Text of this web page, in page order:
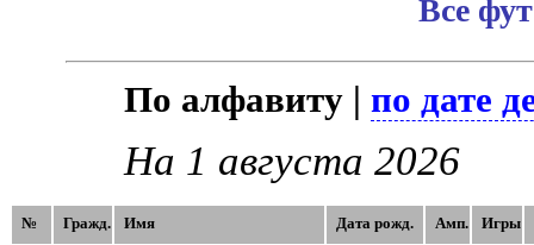
Все
По алфавиту |по дате
На 1 августа 2026
№ Гражд. Имя Дата рожд. Амп. Игры